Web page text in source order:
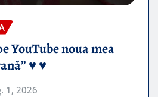
YouTube noua mea
♥️ ♥️
1, 2026